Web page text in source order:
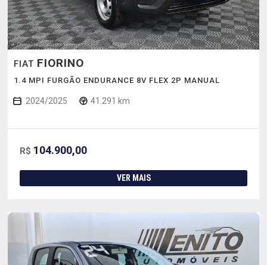
FIAT FIORINO
1.4 MPI FURGÃO ENDURANCE 8V FLEX 2P MANUAL
2024/2025 41.291 km
R$ 104.900,00
VER MAIS